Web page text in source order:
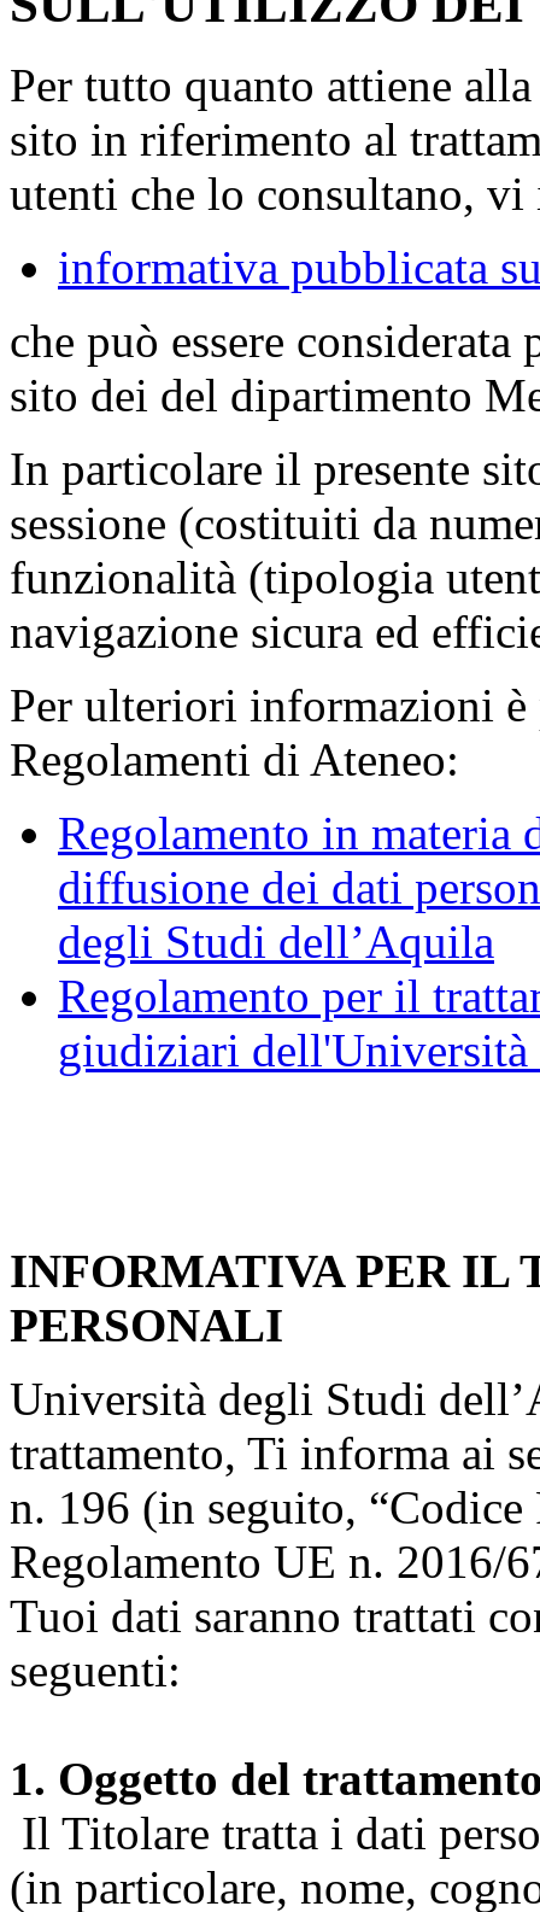
Per tutto quanto attiene
sito in riferimento al
utenti che lo consultano,
informativa pubblicata
che può essere
sito dei del dipartimento
In particolare il presente
sessione (costituiti da
funzionalità (tipologia
navigazione sicura ed
Per ulteriori informazioni è
Regolamenti di Ateneo:
Regolamento in materia
diffusione dei dati
degli Studi dell’Aquila
Regolamento per il
giudiziari
INFORMATIVA PER IL
PERSONALI
Università degli Studi
trattamento, Ti informa ai
n. 196 (in seguito, “Codice
Regolamento UE n. 2016/
Tuoi dati saranno trattati
seguenti:
1. Oggetto del
Il Titolare tratta i dati
(in particolare, nome,